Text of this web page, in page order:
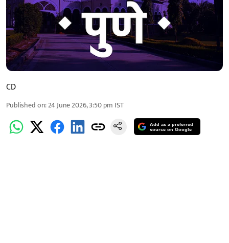
CD
Published on:24 June 2026, 3:50 pm IST
Add as a preferred
source on Google